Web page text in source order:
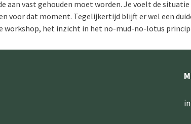
aan vast gehouden moet worden. Je voelt de situatie
voor dat moment. Tegelijkertijd blijft er wel een
workshop, het inzicht in het no-mud-no-lotus